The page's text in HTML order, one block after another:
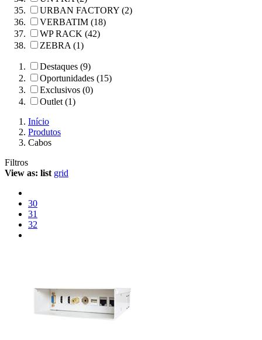
URBAN FACTORY (2)
VERBATIM (18)
WP RACK (42)
ZEBRA (1)
Destaques (9)
Oportunidades (15)
Exclusivos (0)
Outlet (1)
Início
Produtos
Cabos
Filtros
View as: list grid
30
31
32